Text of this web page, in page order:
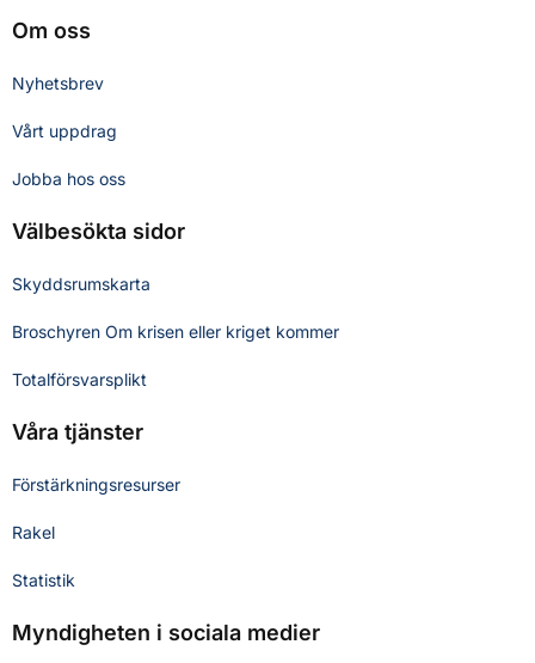
Om oss
Nyhetsbrev
Vårt uppdrag
Jobba hos oss
Välbesökta sidor
Skyddsrumskarta
Broschyren Om krisen eller kriget kommer
Totalförsvarsplikt
Våra tjänster
Förstärkningsresurser
Rakel
Statistik
Myndigheten i sociala medier